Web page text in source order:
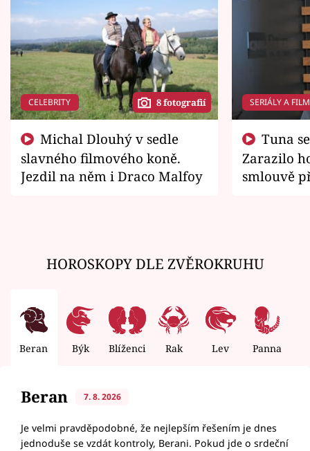
CELEBRITY 8 fotografií
slavného filmového koně.
Jezdil na něm i Draco Malfoy
SERIÁLY A
Zarazilo
smlouvě
HOROSKOPY DLE ZVĚROKRUHU
Beran Býk Blíženci Rak Lev Panna
Beran 7. 8. 2026
Je velmi pravděpodobné, že nejlepším řešením je dnes
jednoduše se vzdát kontroly, Berani. Pokud jde o srdeční